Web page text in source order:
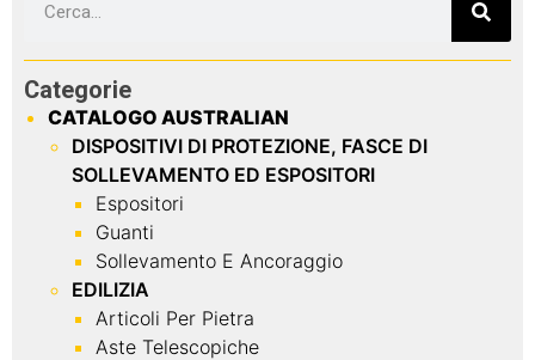
Categorie
CATALOGO AUSTRALIAN
DISPOSITIVI DI PROTEZIONE, FASCE DI
SOLLEVAMENTO ED ESPOSITORI
Espositori
Guanti
Sollevamento E Ancoraggio
EDILIZIA
Articoli Per Pietra
Aste Telescopiche